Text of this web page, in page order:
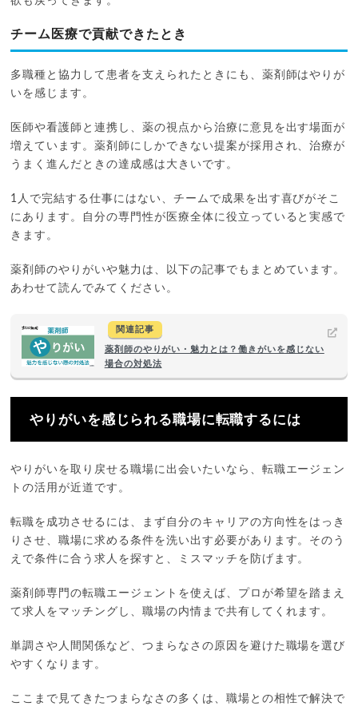
チーム医療で貢献できたとき
多職種と協力して患者を支えられたときにも、薬剤師はやりが
いを感じます。
医師や看護師と連携し、薬の視点から治療に意見を出す場面が
増えています。薬剤師にしかできない提案が採用され、治療が
うまく進んだときの達成感は大きいです。
1人で完結する仕事にはない、チームで成果を出す喜びがそこ
にあります。自分の専門性が医療全体に役立っていると実感で
きます。
薬剤師のやりがいや魅力は、以下の記事でもまとめています。
あわせて読んでみてください。
関連記事
薬剤師のやりがい・魅力とは？働きがいを感じない
場合の対処法
やりがいを感じられる職場に転職するには
やりがいを取り戻せる職場に出会いたいなら、転職エージェン
トの活用が近道です。
転職を成功させるには、まず自分のキャリアの方向性をはっき
りさせ、職場に求める条件を洗い出す必要があります。そのう
えで条件に合う求人を探すと、ミスマッチを防げます。
薬剤師専門の転職エージェントを使えば、プロが希望を踏まえ
て求人をマッチングし、職場の内情まで共有してくれます。
単調さや人間関係など、つまらなさの原因を避けた職場を選び
やすくなります。
ここまで見てきたつまらなさの多くは、職場との相性で解決で